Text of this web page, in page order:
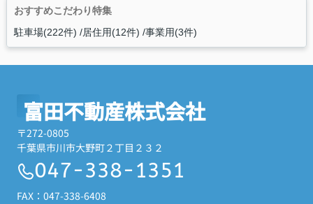
おすすめこだわり特集
駐車場(222件) 居住用(12件) 事業用(3件)
富田不動産株式会社
〒272-0805
千葉県市川市大野町２丁目２３２
047-338-1351
FAX：047-338-6408